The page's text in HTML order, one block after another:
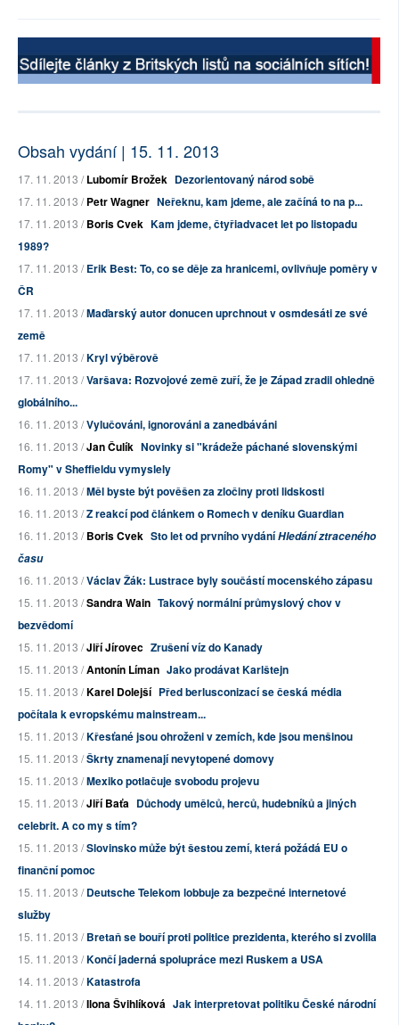
Obsah vydání | 15. 11. 2013
17. 11. 2013 /Lubomír Brožek Dezorientovaný národ sobě
17. 11. 2013 /Petr Wagner Neřeknu, kam jdeme, ale začíná to na p...
17. 11. 2013 /Boris Cvek Kam jdeme, čtyřiadvacet let po listopadu
1989?
17. 11. 2013 /Erik Best: To, co se děje za hranicemi, ovlivňuje poměry v
ČR
17. 11. 2013 /Maďarský autor donucen uprchnout v osmdesáti ze své
země
17. 11. 2013 /Kryl výběrově
17. 11. 2013 /Varšava: Rozvojové země zuří, že je Západ zradil ohledně
globálního...
16. 11. 2013 /Vylučováni, ignorováni a zanedbáváni
16. 11. 2013 /Jan Čulík Novinky si "krádeže páchané slovenskými
Romy" v Sheffieldu vymyslely
16. 11. 2013 /Měl byste být pověšen za zločiny proti lidskosti
16. 11. 2013 /Z reakcí pod článkem o Romech v deníku Guardian
16. 11. 2013 /Boris Cvek Sto let od prvního vydáníHledání ztraceného
času
16. 11. 2013 /Václav Žák: Lustrace byly součástí mocenského zápasu
15. 11. 2013 /Sandra Wain Takový normální průmyslový chov v
bezvědomí
15. 11. 2013 /Jiří Jírovec Zrušení víz do Kanady
15. 11. 2013 /Antonín Líman Jako prodávat Karlštejn
15. 11. 2013 /Karel Dolejší Před berlusconizací se česká média
počítala k evropskému mainstream...
15. 11. 2013 /Křesťané jsou ohroženi v zemích, kde jsou menšinou
15. 11. 2013 /Škrty znamenají nevytopené domovy
15. 11. 2013 /Mexiko potlačuje svobodu projevu
15. 11. 2013 /Jiří Baťa Důchody umělců, herců, hudebníků a jiných
celebrit. A co my s tím?
15. 11. 2013 /Slovinsko může být šestou zemí, která požádá EU o
finanční pomoc
15. 11. 2013 /Deutsche Telekom lobbuje za bezpečné internetové
služby
15. 11. 2013 /Bretaň se bouří proti politice prezidenta, kterého si zvolila
15. 11. 2013 /Končí jaderná spolupráce mezi Ruskem a USA
14. 11. 2013 /Katastrofa
14. 11. 2013 /Ilona Švihlíková Jak interpretovat politiku České národní